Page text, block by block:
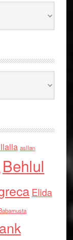
asllan
Behlul
Elida